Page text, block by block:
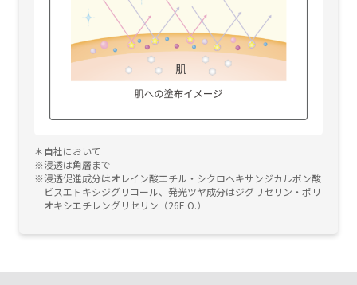
自社において
浸透は角層まで
浸透促進成分はオレイン酸エチル・シクロヘキサンジカルボン酸
ビスエトキシジグリコール、発光ツヤ成分はジグリセリン・ポリ
オキシエチレングリセリン（26E.O.）